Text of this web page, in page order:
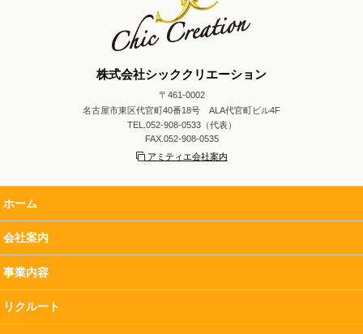
株式会社シッククリエーション
〒461-0002
名古屋市東区代官町40番18号 ALA代官町ビル4F
TEL.052-908-0533（代表）
FAX.052-908-0535
アミティエ会社案内
ホーム
会社案内
事業内容
リクルート